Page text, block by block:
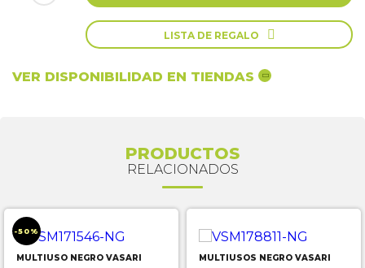
LISTA DE REGALO 
VER DISPONIBILIDAD EN TIENDAS
PRODUCTOS
RELACIONADOS
-50%
MULTIUSO NEGRO VASARI MULTIUSOS NEGRO VASARI